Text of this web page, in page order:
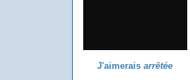
J'aimerais arrêtée